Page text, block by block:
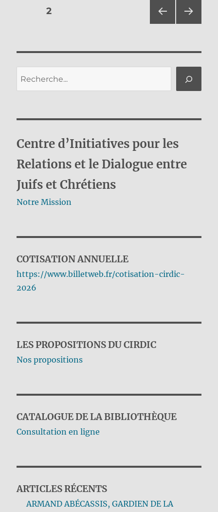
Pagination
publications
CÉD
ENT
PAGE2
ANT
E
Centre d’Initiatives pour les
Relations et le Dialogue entre
Juifs et Chrétiens
Notre Mission
COTISATION ANNUELLE
https://www.billetweb.fr/cotisation-cirdic-
2026
LES PROPOSITIONS DU CIRDIC
Nos propositions
CATALOGUE DE LA BIBLIOTHÈQUE
Consultation en ligne
ARTICLES RÉCENTS
ARMAND ABÉCASSIS, GARDIEN DE LA